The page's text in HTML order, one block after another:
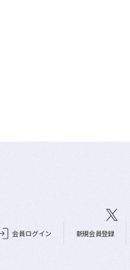
会員ログイン 新規会員登録